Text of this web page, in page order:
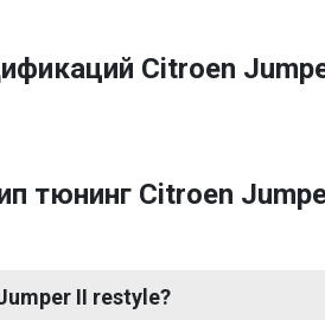
Citroen
тюнинг Citroen
II restyle?